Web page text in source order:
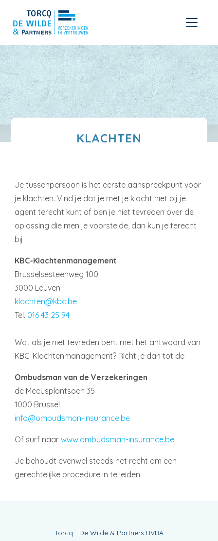
KLACHTEN
Je tussenpersoon is het eerste aanspreekpunt voor
je klachten. Vind je dat je met je klacht niet bij je
agent terecht kunt of ben je niet tevreden over de
oplossing die men je voorstelde, dan kun je terecht
bij
KBC-Klachtenmanagement
Brusselsesteenweg 100
3000 Leuven
klachten@kbc.be
Tel. 016 43 25 94
Wat als je niet tevreden bent met het antwoord van
KBC-Klachtenmanagement? Richt je dan tot de
Ombudsman van de Verzekeringen
de Meeüsplantsoen 35
1000 Brussel
info@ombudsman-insurance.be
Of surf naar www.ombudsman-insurance.be.
Je behoudt evenwel steeds het recht om een
gerechtelijke procedure in te leiden
Torcq - De Wilde & Partners BVBA